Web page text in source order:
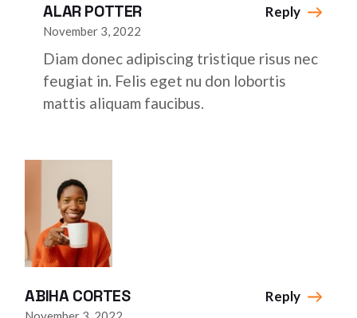
ALAR POTTER
November 3, 2022
Reply
Diam donec adipiscing tristique risus nec
feugiat in. Felis eget nu don lobortis
mattis aliquam faucibus.
ABIHA CORTES Reply